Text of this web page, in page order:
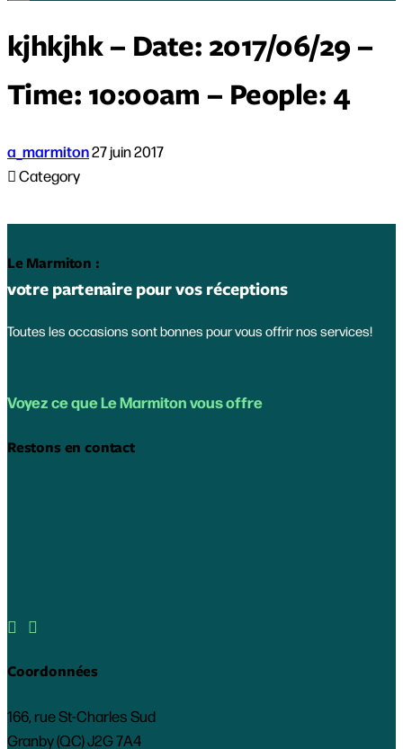
kjhkjhk – Date: 2017/06/29 –
Time: 10:00am – People: 4
a_marmiton27 juin 2017
Category
Le Marmiton :
votre partenaire pour vos réceptions
Toutes les occasions sont bonnes pour vous offrir nos services!
Voyez ce que Le Marmiton vous offre
Restons en contact
 
Coordonnées
166, rue St-Charles Sud
Granby (QC) J2G 7A4